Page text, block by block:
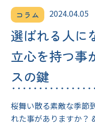
コラム 2024.04.05
選ばれる人
立心を持つ事
スの鍵
桜舞い散る素敵な季節
れた事がありますか？